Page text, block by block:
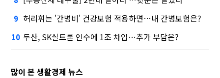
9 허리휘는 '간병비' 건강보험 적용하면…내 간병보험은?
10 두산, SK실트론 인수에 1조 차입…추가 부담은?
많이 본 생활경제 뉴스